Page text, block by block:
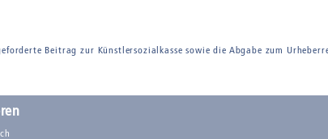
Beitrag zur Künstlersozialkasse sowie die Abgabe zum